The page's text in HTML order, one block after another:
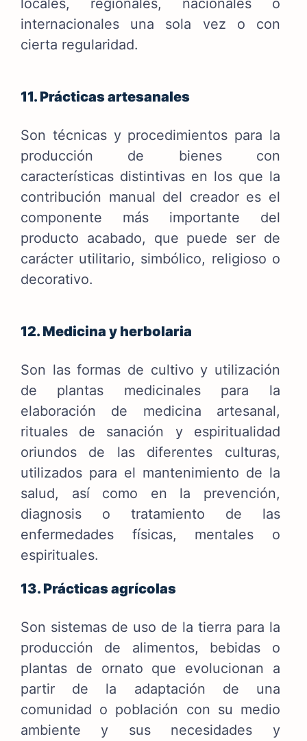
locales, regionales, nacionales o
internacionales una sola vez o con
cierta regularidad.
11. Prácticas artesanales
Son técnicas y procedimientos para la
producción de bienes con
características distintivas en los que la
contribución manual del creador es el
componente más importante del
producto acabado, que puede ser de
carácter utilitario, simbólico, religioso o
decorativo.
12. Medicina y herbolaria
Son las formas de cultivo y utilización
de plantas medicinales para la
elaboración de medicina artesanal,
rituales de sanación y espiritualidad
oriundos de las diferentes culturas,
utilizados para el mantenimiento de la
salud, así como en la prevención,
diagnosis o tratamiento de las
enfermedades físicas, mentales o
espirituales.
13. Prácticas agrícolas
Son sistemas de uso de la tierra para la
producción de alimentos, bebidas o
plantas de ornato que evolucionan a
partir de la adaptación de una
comunidad o población con su medio
ambiente y sus necesidades y